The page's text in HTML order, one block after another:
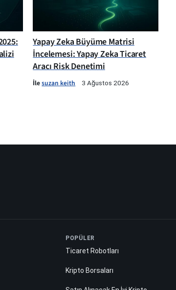
Yapay Zeka Büyüme Matrisi
İncelemesi: Yapay Zeka Ticaret
Aracı Risk Denetimi
İlesuzan keith 3 Ağustos 2026
POPÜLER
Ticaret Robotları
Kripto Borsaları